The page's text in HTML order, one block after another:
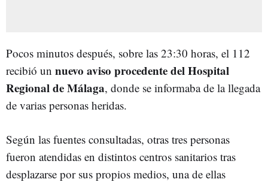
Pocos minutos después, sobre las 23:30 horas, el 112
recibió un nuevo aviso procedente del Hospital
Regional de Málaga, donde se informaba de la llegada
de varias personas heridas.
Según las fuentes consultadas, otras tres personas
fueron atendidas en distintos centros sanitarios tras
desplazarse por sus propios medios, una de ellas